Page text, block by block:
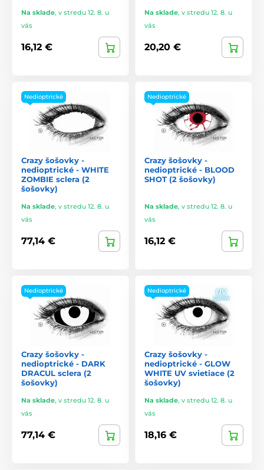
Na sklade, v stredu 12. 8. u
vás
16,12 €
Na sklade, v stredu 12. 8. u
vás
20,20 €
Nedioptrické
Crazy šošovky -
nedioptrické - WHITE
ZOMBIE sclera (2
šošovky)
Na sklade, v stredu 12. 8. u
vás
77,14 €
Nedioptrické
Crazy šošovky -
nedioptrické - BLOOD
SHOT (2 šošovky)
Na sklade, v stredu 12. 8. u
vás
16,12 €
Nedioptrické
Crazy šošovky -
nedioptrické - DARK
DRACUL sclera (2
šošovky)
Na sklade, v stredu 12. 8. u
vás
77,14 €
Nedioptrické
Crazy šošovky -
nedioptrické - GLOW
WHITE UV svietiace (2
šošovky)
Na sklade, v stredu 12. 8. u
vás
18,16 €